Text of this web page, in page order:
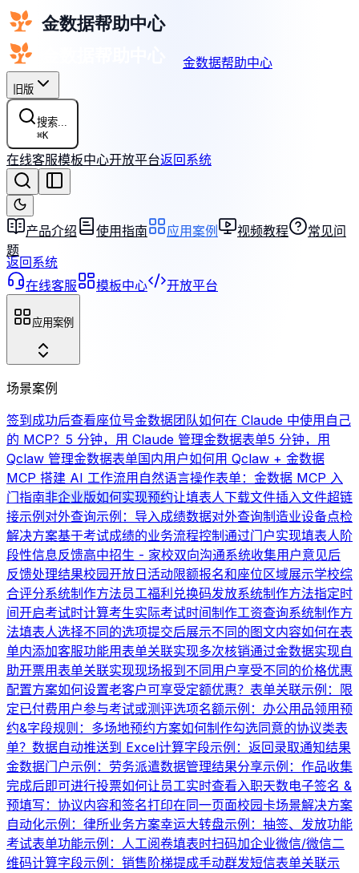
金数据帮助中心
旧版
搜索...
⌘K
在线客服模板中心开放平台返回系统
产品介绍 使用指南 应用案例 视频教程
常见问
题
返回系统
在线客服
模板中心 开放平台
应用案例
场景案例
签到成功后查看座位号金数据团队如何在 Claude 中使用自己
的 MCP？ 5 分钟，用 Claude 管理金数据表单5 分钟，用
Qclaw 管理金数据表单国内用户如何用 Qclaw + 金数据
MCP 搭建 AI 工作流用自然语言操作表单：金数据 MCP 入
门指南非企业版如何实现预约让填表人下载文件插入文件超链
接示例对外查询示例：导入成绩数据对外查询制造业设备点检
解决方案基于考试成绩的业务流程控制通过门户实现填表人阶
段性信息反馈高中招生 - 家校双向沟通系统收集用户意见后
反馈处理结果校园开放日活动限额报名和座位区域展示学校综
合评分系统制作方法员工福利兑换码发放系统制作方法指定时
间开启考试时计算考生实际考试时间制作工资查询系统制作方
法填表人选择不同的选项提交后展示不同的图文内容如何在表
单内添加客服功能用表单关联实现多次核销通过金数据实现自
助开票用表单关联实现现场报到不同用户享受不同的价格优惠
配置方案如何设置老客户可享受定额优惠？ 表单关联示例：限
定已付费用户参与考试或测评选项名额示例：办公用品领用预
约&字段规则：多场地预约方案如何制作勾选同意的协议类表
单？ 数据自动推送到 Excel计算字段示例：返回录取通知结果
金数据门户示例：劳务派遣数据管理结果分享示例：作品收集
完成后即可进行投票如何让员工实时查看入职天数电子签名 &
预填写：协议内容和签名打印在同一页面校园卡场景解决方案
自动化示例：律所业务方案幸运大转盘示例：抽签、发放功能
考试表单功能示例：人工阅卷填表时扫码加企业微信/微信二
维码计算字段示例：销售阶梯提成手动群发短信表单关联示